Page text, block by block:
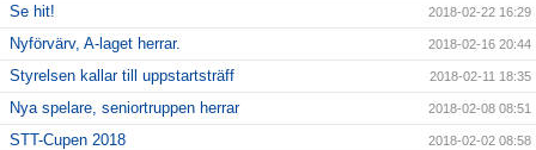
Se hit! 2018-02-22 16:29
Nyförvärv, A-laget herrar. 2018-02-16 20:44
Styrelsen kallar till uppstartsträff 2018-02-11 18:35
Nya spelare, seniortruppen herrar 2018-02-08 08:51
STT-Cupen 2018 2018-02-02 08:58